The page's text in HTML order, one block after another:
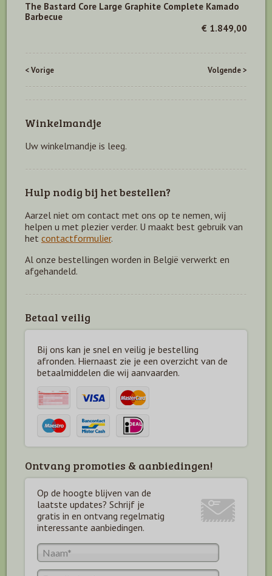
The Bastard Core Large Graphite Complete Kamado
Barbecue
€ 1.849,00
< Vorige Volgende >
Winkelmandje
Uw winkelmandje is leeg.
Hulp nodig bij het bestellen?
Aarzel niet om contact met ons op te nemen, wij
helpen u met plezier verder. U maakt best gebruik van
het contactformulier.
Al onze bestellingen worden in België verwerkt en
afgehandeld.
Betaal veilig
Bij ons kan je snel en veilig je bestelling
afronden. Hiernaast zie je een overzicht van de
betaalmiddelen die wij aanvaarden.
Ontvang promoties & aanbiedingen!
Op de hoogte blijven van de
laatste updates? Schrijf je
gratis in en ontvang regelmatig
interessante aanbiedingen.